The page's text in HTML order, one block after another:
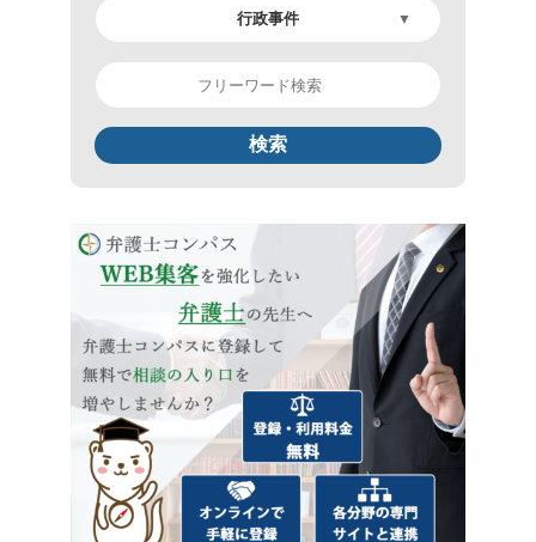
検索